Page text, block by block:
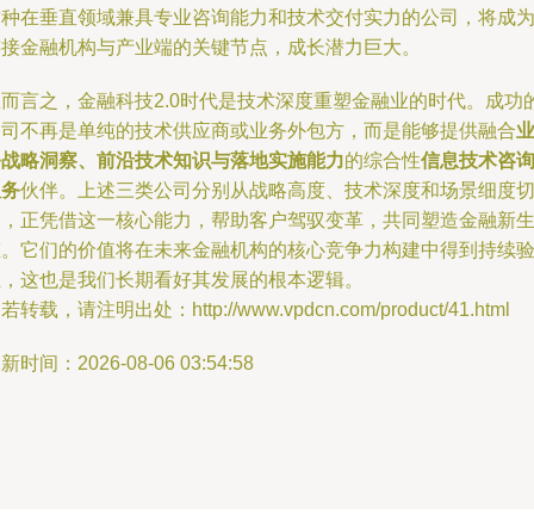
在垂直领域兼具专业咨询能力和技术交付实力的公司，将成为
金融机构与产业端的关键节点，成长潜力巨大。
言之，金融科技2.0时代是技术深度重塑金融业的时代。成功
不再是单纯的技术供应商或业务外包方，而是能够提供融合业
略洞察、前沿技术知识与落地实施能力的综合性信息技术咨询
伙伴。上述三类公司分别从战略高度、技术深度和场景细度切
正凭借这一核心能力，帮助客户驾驭变革，共同塑造金融新生
它们的价值将在未来金融机构的核心竞争力构建中得到持续验
这也是我们长期看好其发展的根本逻辑。
转载，请注明出处：http://www.vpdcn.com/product/41.html
时间：2026-08-06 03:54:58